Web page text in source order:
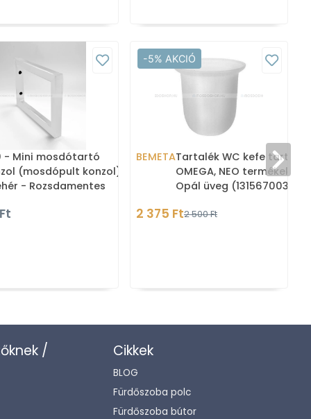
- Mini mosdótartó
(mosdópult konzol)
- Rozsdamentes
-5% AKCIÓ
BEMETATartalék WC kefe tartó
OMEGA, NEO
Opál üveg (131567003)
2 375 Ft2 500 Ft
/
Cikkek
BLOG
Fürdőszoba polc
Fürdőszoba bútor